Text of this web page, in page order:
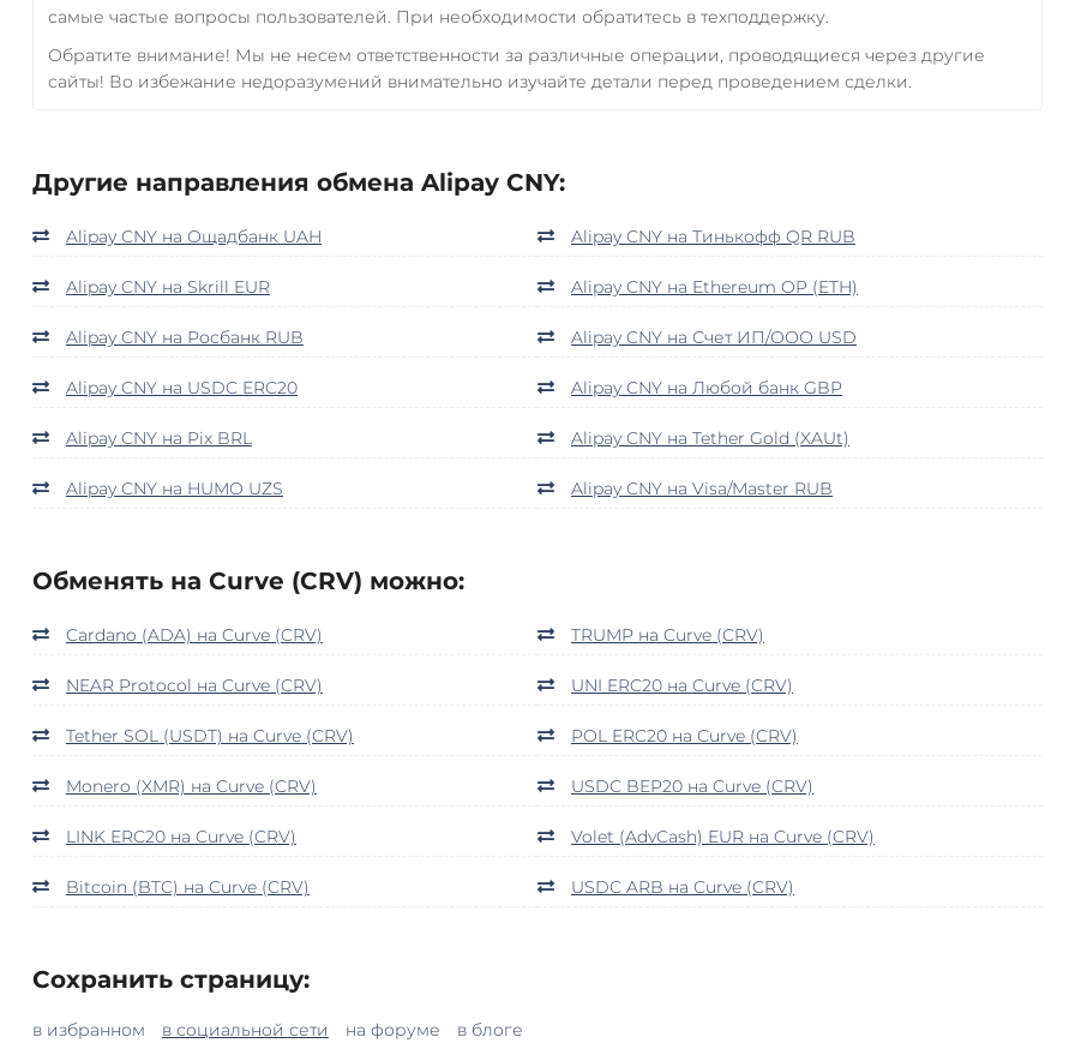
самые частые вопросы пользователей. При необходимости обратитесь в техподдержку.
Обратите внимание! Мы не несем ответственности за различные операции, проводящиеся через другие
сайты! Во избежание недоразумений внимательно изучайте детали перед проведением сделки.
Другие направления обмена Alipay CNY:
Alipay CNY на Ощадбанк UAH Alipay CNY на Тинькофф QR RUB
Alipay CNY на Skrill EUR Alipay CNY на Ethereum OP (ETH)
Alipay CNY на Росбанк RUB Alipay CNY на Счет ИП/ООО USD
Alipay CNY на USDC ERC20 Alipay CNY на Любой банк GBP
Alipay CNY на Pix BRL Alipay CNY на Tether Gold (XAUt)
Alipay CNY на HUMO UZS Alipay CNY на Visa/Master RUB
Обменять на Curve (CRV) можно:
Cardano (ADA) на Curve (CRV) TRUMP на Curve (CRV)
NEAR Protocol на Curve (CRV) UNI ERC20 на Curve (CRV)
Tether SOL (USDT) на Curve (CRV) POL ERC20 на Curve (CRV)
Monero (XMR) на Curve (CRV) USDC BEP20 на Curve (CRV)
LINK ERC20 на Curve (CRV) Volet (AdvCash) EUR на Curve (CRV)
Bitcoin (BTC) на Curve (CRV) USDC ARB на Curve (CRV)
Сохранить страницу:
в избранном в социальной сети на форуме в блоге